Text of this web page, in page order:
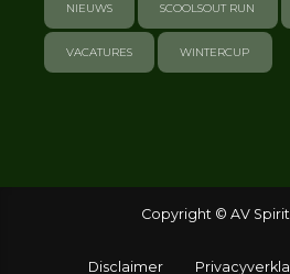
NIEUWS SCOOLSOUT RUN
VACATURES WINTERCUP
Copyright © AV
Disclaimer